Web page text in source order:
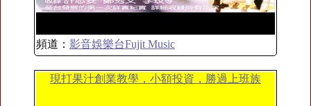
頻道： 影音娛樂台Fujit Music
現打果汁創業教學，小額投資，勝過上班族